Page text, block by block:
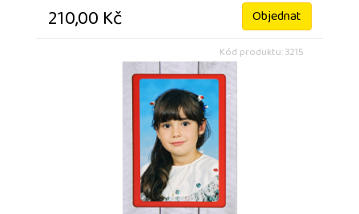
210,00 Kč Objednat
Kód produktu: 3215